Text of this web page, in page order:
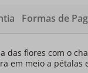
Formas de
das flores com o
em meio a pétalas